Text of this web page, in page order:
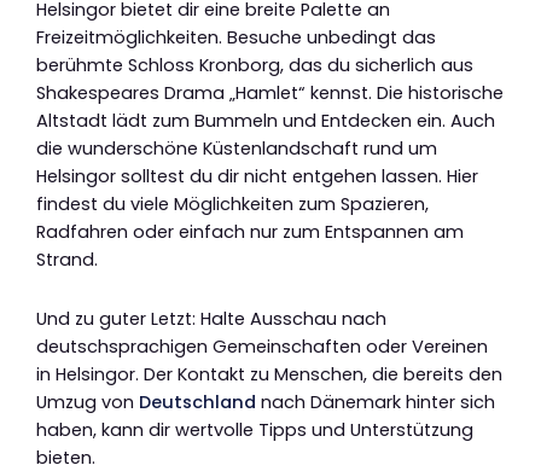
Helsingor bietet dir eine breite Palette an
Freizeitmöglichkeiten. Besuche unbedingt das
berühmte Schloss Kronborg, das du sicherlich aus
Shakespeares Drama „Hamlet“ kennst. Die historische
Altstadt lädt zum Bummeln und Entdecken ein. Auch
die wunderschöne Küstenlandschaft rund um
Helsingor solltest du dir nicht entgehen lassen. Hier
findest du viele Möglichkeiten zum Spazieren,
Radfahren oder einfach nur zum Entspannen am
Strand.
Und zu guter Letzt: Halte Ausschau nach
deutschsprachigen Gemeinschaften oder Vereinen
in Helsingor. Der Kontakt zu Menschen, die bereits den
Umzug von Deutschland nach Dänemark hinter sich
haben, kann dir wertvolle Tipps und Unterstützung
bieten.